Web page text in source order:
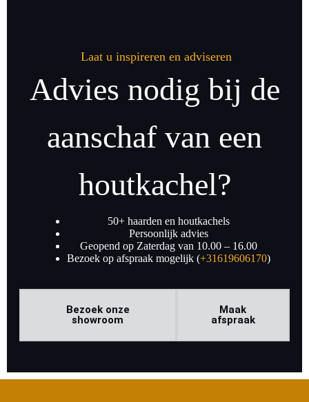
Laat u inspireren en adviseren
Advies nodig bij de
aanschaf van een
houtkachel?
50+ haarden en houtkachels
Persoonlijk advies
Geopend op Zaterdag van 10.00 – 16.00
Bezoek op afspraak mogelijk (+31619606170)
Bezoek onze
showroom
Maak
afspraak